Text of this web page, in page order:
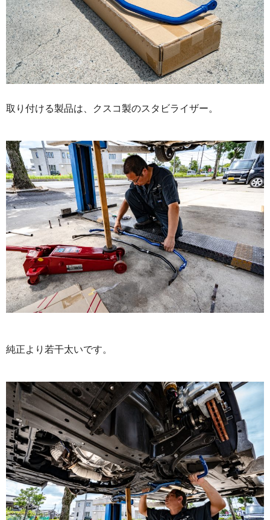
取り付ける製品は、クスコ製のスタビライザー。
純正より若干太いです。